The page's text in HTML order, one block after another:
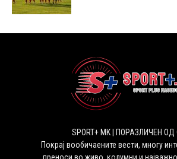
SPORT+ MK | ПОРАЗЛИЧЕН ОД
Покрај вообичаените вести, многу